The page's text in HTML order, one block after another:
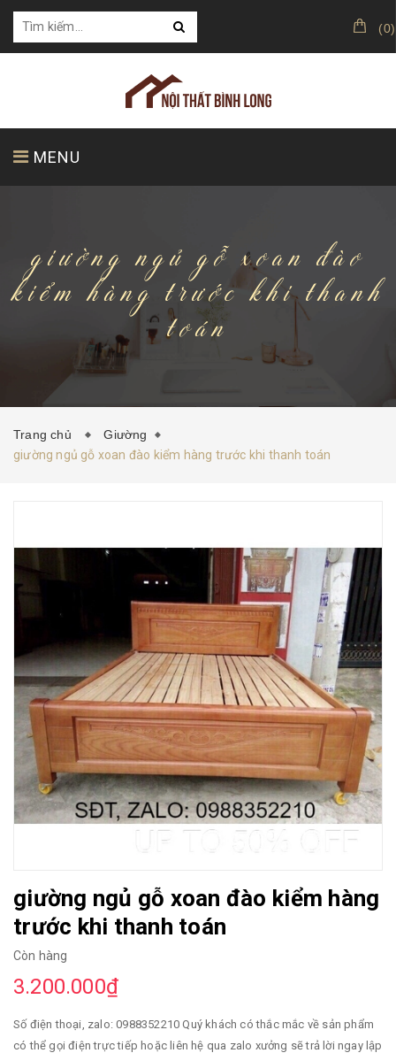
(0)
MENU
KHÁCH HÀNG CỦA CHÚNG TÔI
HƯỚNG DẪN MUA HÀNG
giường ngủ gỗ xoan đào
kiểm hàng trước khi thanh
toán
Trang chủ
Giường
giường ngủ gỗ xoan đào kiểm hàng trước khi thanh toán
giường ngủ gỗ xoan đào kiểm hàng
trước khi thanh toán
Còn hàng
3.200.000₫
Số điện thoại, zalo: 0988352210 Quý khách có thắc mắc về sản phẩm
có thể gọi điện trực tiếp hoặc liên hệ qua zalo xưởng sẽ trả lời ngay lập